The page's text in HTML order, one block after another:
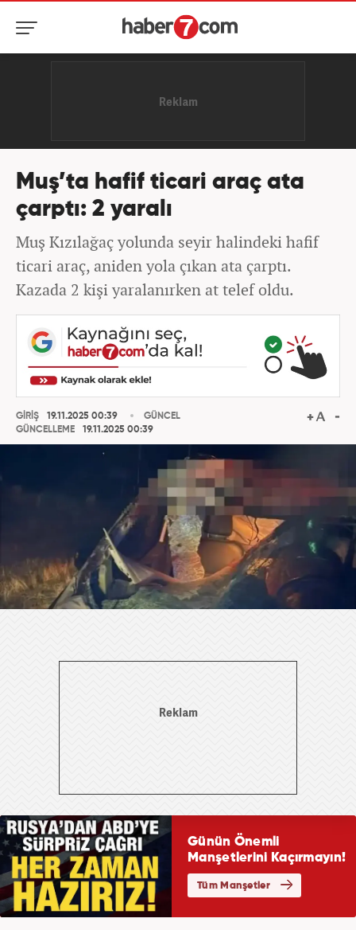
Muş’ta hafif ticari araç ata
çarptı: 2 yaralı
Muş Kızılağaç yolunda seyir halindeki hafif
ticari araç, aniden yola çıkan ata çarptı.
Kazada 2 kişi yaralanırken at telef oldu.
GİRİŞ
19.11.2025 00:39
GÜNCELLEME
19.11.2025 00:39
GÜNCEL